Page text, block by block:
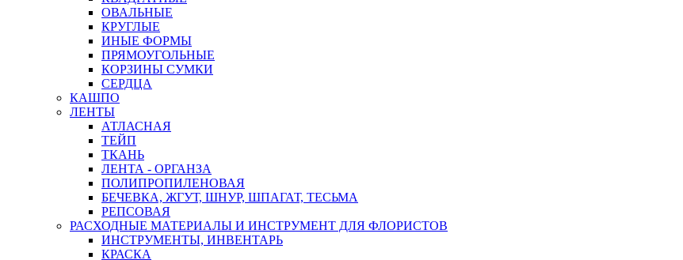
ОВАЛЬНЫЕ
КРУГЛЫЕ
ИНЫЕ ФОРМЫ
ПРЯМОУГОЛЬНЫЕ
КОРЗИНЫ СУМКИ
СЕРДЦА
КАШПО
ЛЕНТЫ
АТЛАСНАЯ
ТЕЙП
ТКАНЬ
ЛЕНТА - ОРГАНЗА
ПОЛИПРОПИЛЕНОВАЯ
БЕЧЕВКА, ЖГУТ, ШНУР, ШПАГАТ, ТЕСЬМА
РЕПСОВАЯ
РАСХОДНЫЕ МАТЕРИАЛЫ И ИНСТРУМЕНТ ДЛЯ ФЛОРИСТОВ
ИНСТРУМЕНТЫ, ИНВЕНТАРЬ
КРАСКА